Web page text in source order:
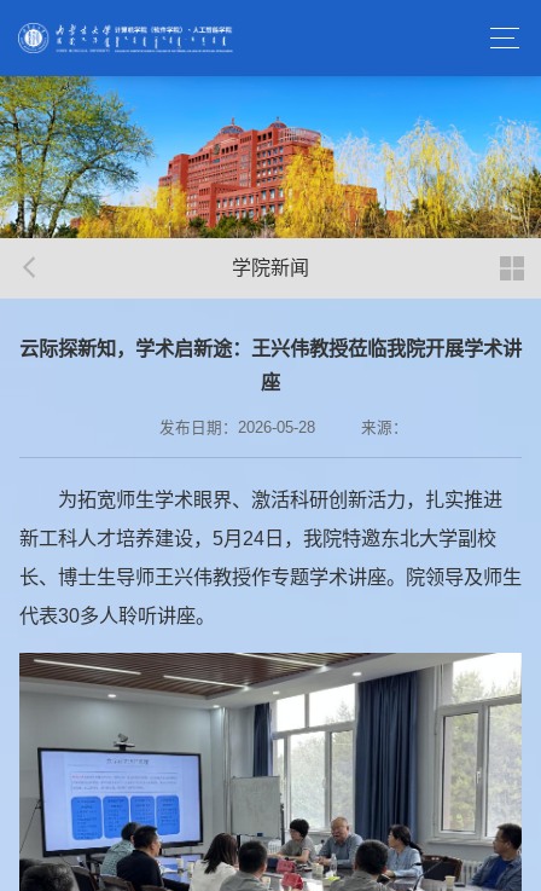
学院新闻
云际探新知，学术启新途：王兴伟教授莅临我院开展学术讲
座
发布日期：2026-05-28 来源：
为拓宽师生学术眼界、激活科研创新活力，扎实推进
新工科人才培养建设，5月24日，我院特邀东北大学副校
长、博士生导师王兴伟教授作专题学术讲座。院领导及师生
代表30多人聆听讲座。